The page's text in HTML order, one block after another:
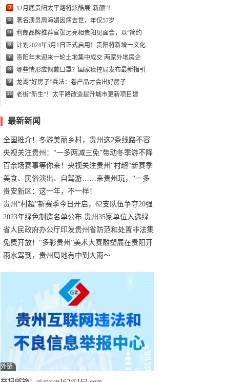
3 12月底贵阳太平路将炫酷展“新颜”！
4 著名演员周海媚因病去世，年仅57岁
5 利郎品牌推荐官张远亮相贵阳见面会，以“简约
6 计划2024年5月1日正式启用！贵阳将新增一文化
7 贵阳年末迎来一轮土地集中成交 两家外地房企
8 哪些情形应佩戴口罩？国家疾控局发布最新指引
9 龙湖“好房子”兵法：卷产品才会出好房子
10 老街“新生”！太平路改造提升城市更新项目建
最新新闻
全国推介！冬游美丽乡村，贵州这2条线路不容
错过
央视关注贵州：“一多两减三免”带动冬季游不降
温
百余场赛事等你来！央视关注贵州“村超”新赛季
正式“打响”
美食、民俗演出、自驾游……来贵州玩，“一多
两减三免”！
贵安新区：这一年，不一样！
贵州“村超”新赛季今日开启，62支队伍争夺20强
名额
2023年绿色制造名单公布 贵州35家单位入选绿
色工厂
省人民政府办公厅印发贵州省防范和处置非法集
资工作实施细则
免费开放！“多彩贵州”美术大赛雕塑展在贵阳开
展，持续至1月19日
雨水驾到，贵州局地有中到大雨～
外链